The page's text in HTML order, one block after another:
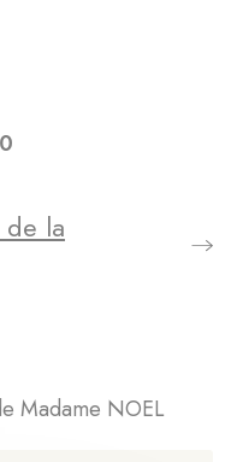
de la
Madame NOEL